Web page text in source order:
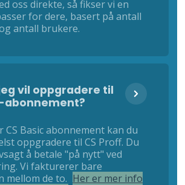
oss direkte, så fikser vi en
for dere, basert på antall
antall brukere.
vil oppgradere til
abonnement?
CS Basic abonnement kan du
oppgradere til CS Proff. Du
å betale "på nytt" ved
Vi fakturerer bare
mellom de to. Her er mer info